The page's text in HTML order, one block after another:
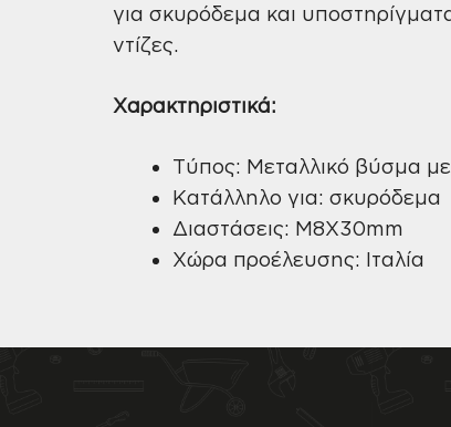
για σκυρόδεμα και
ντίζες.
Χαρακτηριστικά:
Τύπος: Μεταλλικό βύσμα
Κατάλληλο για: σκυρόδεμα
Διαστάσεις: M8X30mm
Χώρα προέλευσης: Ιταλία